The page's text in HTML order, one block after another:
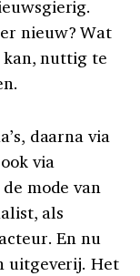
nieuw? Wat
kan, nuttig te
daarna via
via
mode van
als
En nu
uitgeverij. Het